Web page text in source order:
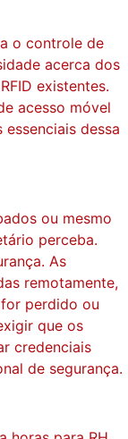
o controle de
acerca dos
existentes.
acesso móvel
dessa
ou mesmo
perceba.
As
remotamente,
perdido ou
que os
credenciais
de segurança.